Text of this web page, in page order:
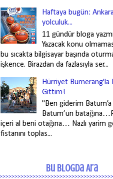
Haftaya bugün:
yolculuk...
11 gündür bloga
Yazacak konu
bu sıcakta bilgisayar başında
işkence. Birazdan da fazlasıyla ser...
Hürriyet Bumerang'la
Gittim!
"Ben giderim Batum’a
Batum’un
içeri al beni otağına… Nazlı yarim
fistanını toplas...
Bu Blogda Ara